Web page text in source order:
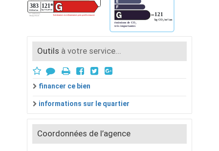
Outils à votre service...
financer ce bien
informations sur le quartier
Coordonnées de l’agence